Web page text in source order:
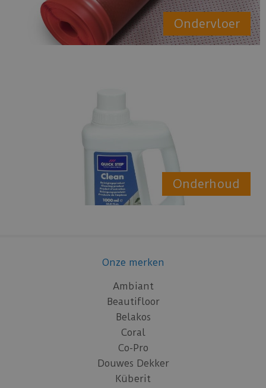
Ondervloer
Onderhoud
Onze merken
Ambiant
Beautifloor
Belakos
Coral
Co-Pro
Douwes Dekker
Küberit